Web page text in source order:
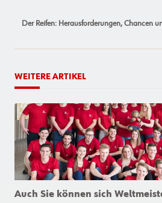
reader-
Der Reifen: Herausforderungen, Chancen
WEITERE ARTIKEL
Auch Sie können sich